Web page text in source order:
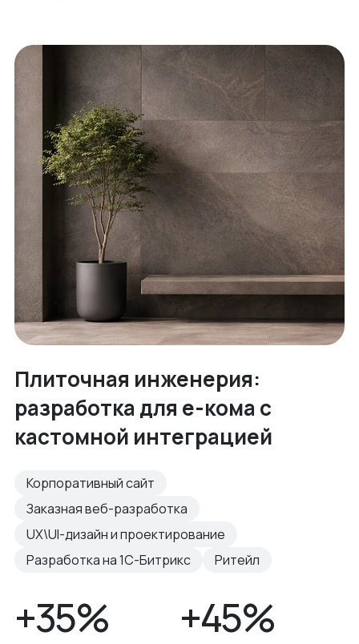
Плиточная инженерия:
разработка для е-кома с
кастомной интеграцией
Корпоративный сайт
Заказная веб-разработка
UX\UI-дизайн и проектирование
Разработка на 1С-Битрикс
Ритейл
+35% +45%